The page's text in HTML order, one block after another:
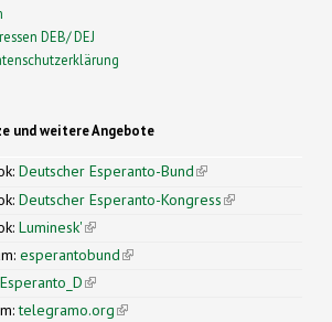
DEB/ DEJ
und weitere Angebote
Deutscher Esperanto-Bund(link is
external)
Deutscher Esperanto-Kongress(link is
Luminesk'(link is external)
esperantobund(link is external)
Esperanto_D(link is external)
telegramo.org(link is external)